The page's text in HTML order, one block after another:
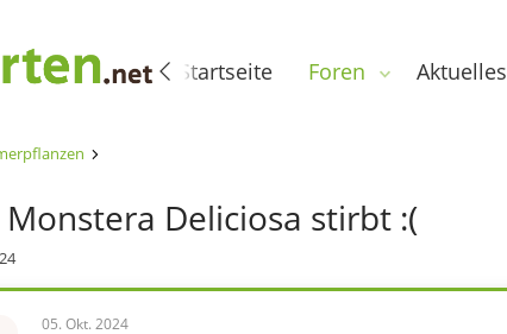
Startseite Foren Aktuelles
Deliciosa stirbt :(
05. Okt. 2024